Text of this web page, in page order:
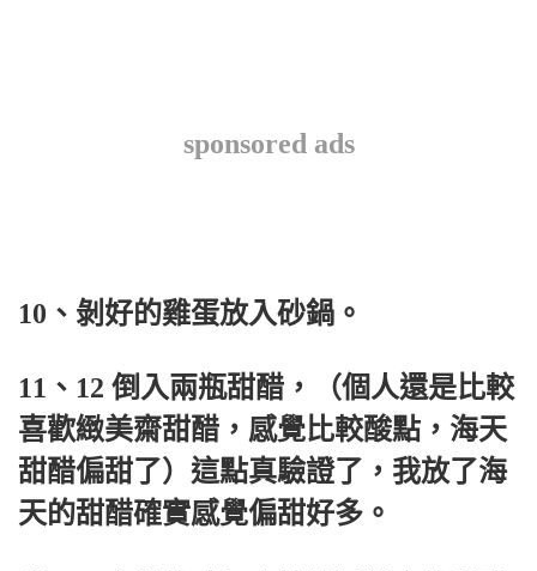
sponsored ads
10、剝好的雞蛋放入砂鍋。
11、12 倒入兩瓶甜醋，（個人還是比較
喜歡緻美齋甜醋，感覺比較酸點，海天
甜醋偏甜了）這點真驗證了，我放了海
天的甜醋確實感覺偏甜好多。